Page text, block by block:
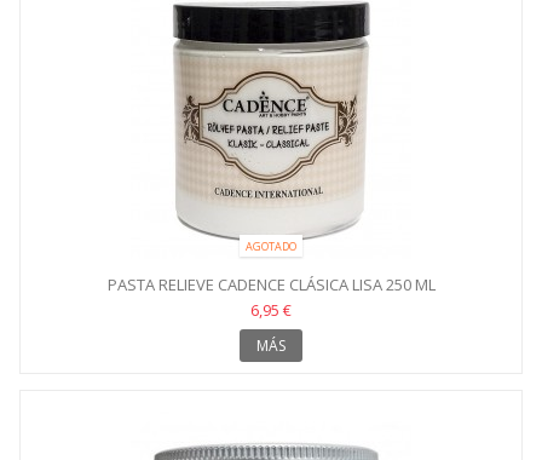
AGOTADO
PASTA RELIEVE CADENCE CLÁSICA LISA 250 ML
6,95 €
MÁS